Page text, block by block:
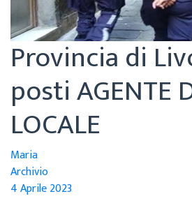
Provincia di
posti AGENTE
LOCALE
Maria
Archivio
4 Aprile 2023